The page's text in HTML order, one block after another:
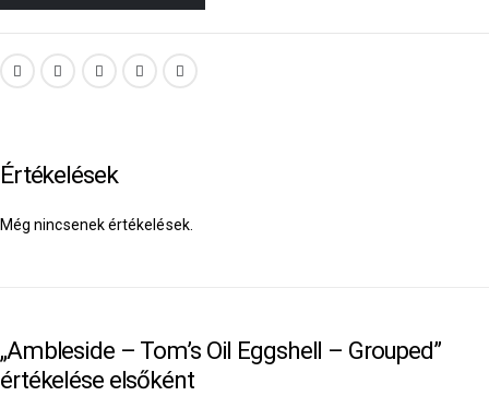
Értékelések
Még nincsenek értékelések.
„Ambleside – Tom’s Oil Eggshell – Grouped”
értékelése elsőként